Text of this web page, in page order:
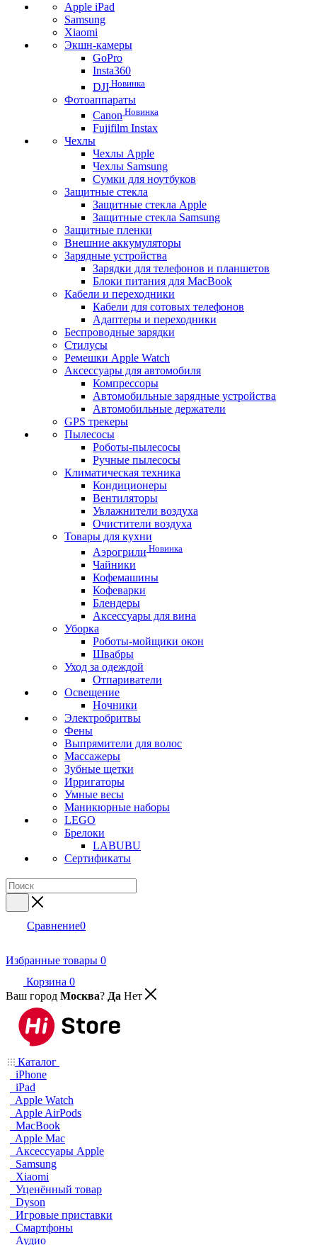
Apple iPad
Samsung
Xiaomi
Экшн-камеры
GoPro
Insta360
DJI Новинка
Фотоаппараты
Canon Новинка
Fujifilm Instax
Чехлы
Чехлы Apple
Чехлы Samsung
Сумки для ноутбуков
Защитные стекла
Защитные стекла Apple
Защитные стекла Samsung
Защитные пленки
Внешние аккумуляторы
Зарядные устройства
Зарядки для телефонов и планшетов
Блоки питания для MacBook
Кабели и переходники
Кабели для сотовых телефонов
Адаптеры и переходники
Беспроводные зарядки
Стилусы
Ремешки Apple Watch
Аксессуары для автомобиля
Компрессоры
Автомобильные зарядные устройства
Автомобильные держатели
GPS трекеры
Пылесосы
Роботы-пылесосы
Ручные пылесосы
Климатическая техника
Кондиционеры
Вентиляторы
Увлажнители воздуха
Очистители воздуха
Товары для кухни
Аэрогрили Новинка
Чайники
Кофемашины
Кофеварки
Блендеры
Аксессуары для вина
Уборка
Роботы-мойщики окон
Швабры
Уход за одеждой
Отпариватели
Освещение
Ночники
Электробритвы
Фены
Выпрямители для волос
Массажеры
Зубные щетки
Ирригаторы
Умные весы
Маникюрные наборы
LEGO
Брелоки
LABUBU
Сертификаты
Сравнение0
Избранные товары 0
Корзина 0
Ваш город Москва? Да Нет
Каталог
iPhone
iPad
Apple Watch
Apple AirPods
MacBook
Apple Mac
Аксессуары Apple
Samsung
Xiaomi
Уценённый товар
Dyson
Игровые приставки
Смартфоны
Аудио